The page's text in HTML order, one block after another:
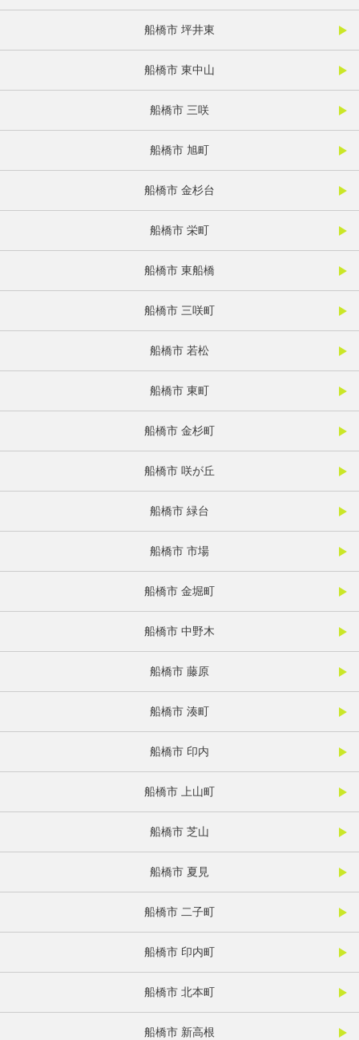
船橋市 坪井東
船橋市 東中山
船橋市 三咲
船橋市 旭町
船橋市 金杉台
船橋市 栄町
船橋市 東船橋
船橋市 三咲町
船橋市 若松
船橋市 東町
船橋市 金杉町
船橋市 咲が丘
船橋市 緑台
船橋市 市場
船橋市 金堀町
船橋市 中野木
船橋市 藤原
船橋市 湊町
船橋市 印内
船橋市 上山町
船橋市 芝山
船橋市 夏見
船橋市 二子町
船橋市 印内町
船橋市 北本町
船橋市 新高根